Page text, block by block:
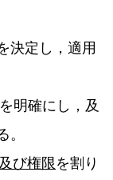
定し，適用
明確にし，及
。
び権限 を割り